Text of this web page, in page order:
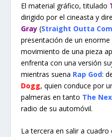
El material gráfico, titulado
dirigido por el cineasta y
Gray (Straight Outta
presentación de un
movimiento de una pieza
enfrenta con una versión
mientras suena Rap God:
Dogg, quien conduce por
palmeras en tanto The
radio de su automóvil.
La tercera en salir a cuadro